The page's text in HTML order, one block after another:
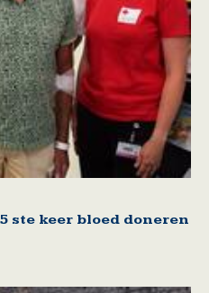
ste keer bloed doneren